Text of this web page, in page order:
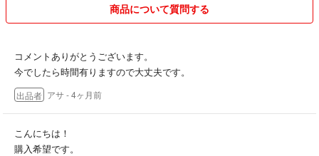
ジャンル別にタグ付けしてあります。
【お値引きについて】
・何品かまとめてのご購入や包装を外して良い等あれば送料分等でお値
引き出来るかと思いますので、
コメントにてご相談ください。
商品について質問する
コメントありがとうございます。
今でしたら時間有りますので大丈夫です。
出品者 アサ- 4ヶ月前
こんにちは！
購入希望です。